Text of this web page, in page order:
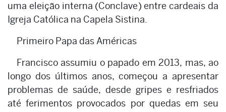
uma eleição interna (Conclave) entre cardeais da
Igreja Católica na Capela Sistina.
Primeiro Papa das Américas
Francisco assumiu o papado em 2013, mas, ao
longo dos últimos anos, começou a apresentar
problemas de saúde, desde gripes e resfriados
até ferimentos provocados por quedas em seu